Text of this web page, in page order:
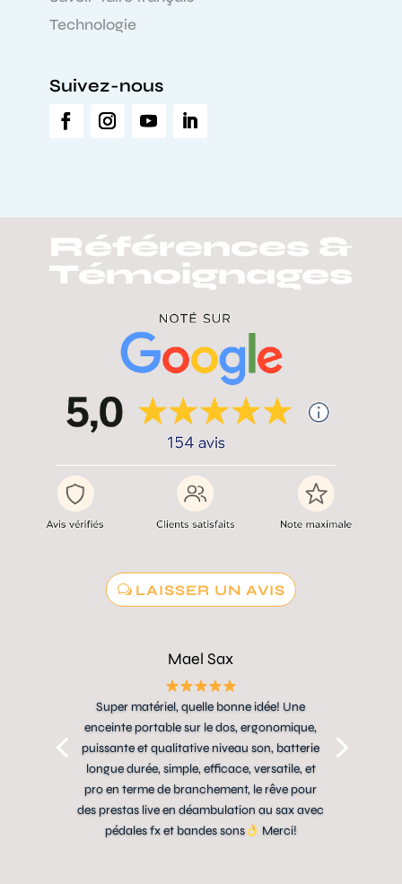
Technologie
Suivez-nous
Références &
Témoignages
LAISSER UN AVIS
Mael Sax
Super matériel, quelle bonne idée! Une
enceinte portable sur le dos, ergonomique,
puissante et qualitative niveau son, batterie
longue durée, simple, efficace, versatile, et
pro en terme de branchement, le rêve pour
des prestas live en déambulation au sax avec
pédales fx et bandes sons
Merci!